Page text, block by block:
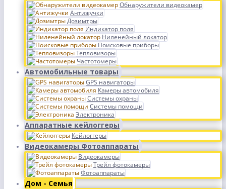
Обнаружители видеокамер
Антижучки
Дозимтры
Индикатор поля
Ниленейный локатор
Поисковые приборы
Тепловизоры
Частотомеры
Автомобильные товары
GPS навигаторы
Камеры автомобиля
Системы охраны
Системы помощи
Электроника
Аппаратные кейлоггеры
Кейлоггеры
Видеокамеры Фотоаппараты
Видеокамеры
Трейл фотокамеры
Фотоаппараты
Дом - Семья